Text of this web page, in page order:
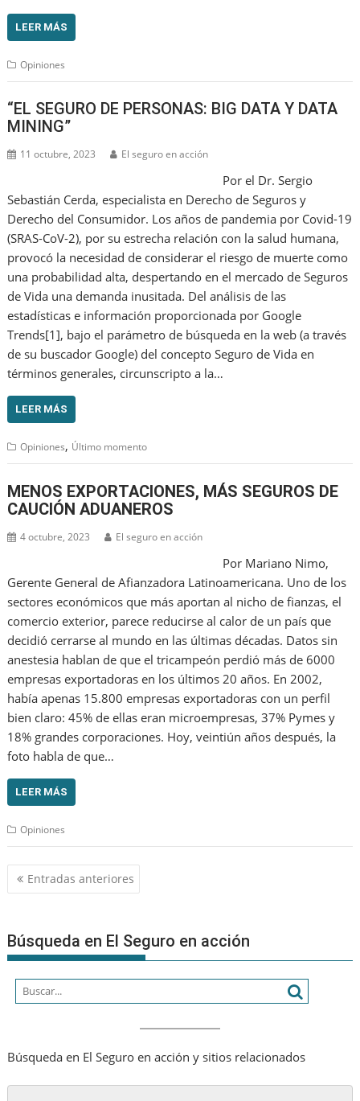
LEER MÁS
Opiniones
“EL SEGURO DE PERSONAS: BIG DATA Y DATA
MINING”
11 octubre, 2023 El seguro en acción
Por el Dr. Sergio
Sebastián Cerda, especialista en Derecho de Seguros y
Derecho del Consumidor. Los años de pandemia por Covid-19
(SRAS-CoV-2), por su estrecha relación con la salud humana,
provocó la necesidad de considerar el riesgo de muerte como
una probabilidad alta, despertando en el mercado de Seguros
de Vida una demanda inusitada. Del análisis de las
estadísticas e información proporcionada por Google
Trends[1], bajo el parámetro de búsqueda en la web (a través
de su buscador Google) del concepto Seguro de Vida en
términos generales, circunscripto a la…
LEER MÁS
Opiniones, Último momento
MENOS EXPORTACIONES, MÁS SEGUROS DE
CAUCIÓN ADUANEROS
4 octubre, 2023 El seguro en acción
Por Mariano Nimo,
Gerente General de Afianzadora Latinoamericana. Uno de los
sectores económicos que más aportan al nicho de fianzas, el
comercio exterior, parece reducirse al calor de un país que
decidió cerrarse al mundo en las últimas décadas. Datos sin
anestesia hablan de que el tricampeón perdió más de 6000
empresas exportadoras en los últimos 20 años. En 2002,
había apenas 15.800 empresas exportadoras con un perfil
bien claro: 45% de ellas eran microempresas, 37% Pymes y
18% grandes corporaciones. Hoy, veintiún años después, la
foto habla de que…
LEER MÁS
Opiniones
Navegación
de
Entradas anteriores
Búsqueda en El Seguro en acción
Búsqueda en El Seguro en acción y sitios relacionados